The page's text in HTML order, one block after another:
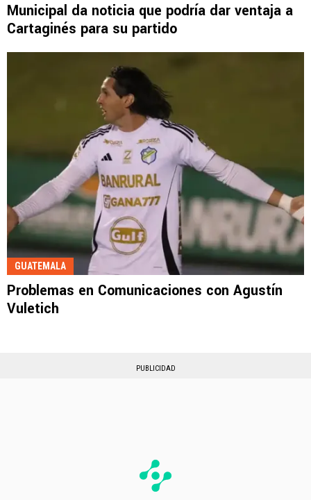
Municipal da noticia que podría dar ventaja a
Cartaginés para su partido
GUATEMALA
Problemas en Comunicaciones con Agustín
Vuletich
PUBLICIDAD